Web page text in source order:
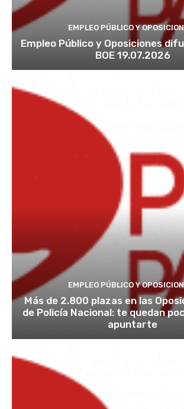
EMPLEO PÚBLICO Y
Empleo Público y Oposiciones
BOE 19.07.2026
EMPLEO PÚBLICO Y
Más de 2.800 plazas en las
de Policía Nacional: te quedan
apuntarte